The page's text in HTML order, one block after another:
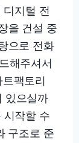
디지털 전
을 건설 중
으로 전화
해주셔서
팩토리
있으실까
시작할 수
구조로 준